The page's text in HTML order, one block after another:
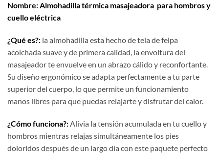
Nombre: Almohadilla térmica masajeadora para hombros y
cuello eléctrica
¿Qué es?: la almohadilla esta hecho de tela de felpa
acolchada suave y de primera calidad, la envoltura del
masajeador te envuelve en un abrazo cálido y reconfortante.
Su diseño ergonómico se adapta perfectamente a tu parte
superior del cuerpo, lo que permite un funcionamiento
manos libres para que puedas relajarte y disfrutar del calor.
¿Cómo funciona?: Alivia la tensión acumulada en tu cuello y
hombros mientras relajas simultáneamente los pies
doloridos después de un largo día con este paquete perfecto